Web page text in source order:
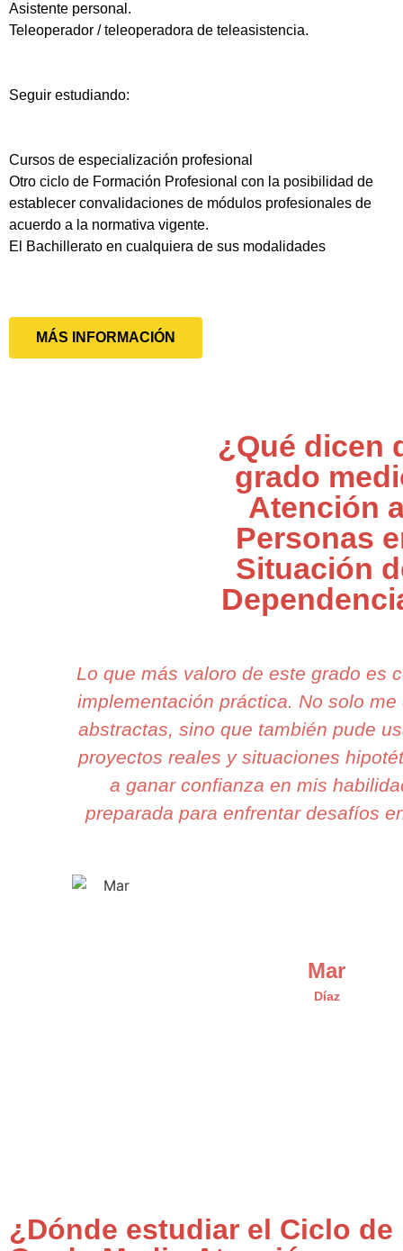
Asistente personal.
Teleoperador / teleoperadora de teleasistencia.
Seguir estudiando:
Cursos de especialización profesional
Otro ciclo de Formación Profesional con la posibilidad de
establecer convalidaciones de módulos profesionales de
acuerdo a la normativa vigente.
El Bachillerato en cualquiera de sus modalidades
MÁS INFORMACIÓN
¿Qué dicen
grado
Atención
Personas
Situación
Lo que más valoro de este grado es
implementación práctica. No solo
abstractas, sino que también pude
proyectos reales y situaciones
a ganar confianza en mis
preparada para enfrentar desafíos
Mar
Díaz
¿Dónde estudiar el Ciclo de